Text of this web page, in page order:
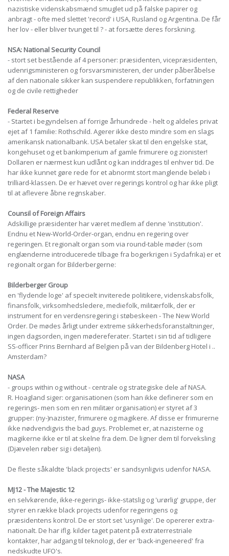
nazistiske videnskabsmænd smuglet ud på falske papirer og
anbragt - ofte med slettet 'record' i USA, Rusland og Argentina. De får
her lov - eller bliver tvunget til ? - at forsætte deres forskning.
NSA: National Security Council
- stort set bestående af 4 personer: præsidenten, vicepræsidenten,
udenrigsministeren og forsvarsministeren, der under påberåbelse
af den nationale sikker kan suspendere republikken, forfatningen
og de civile rettigheder
Federal Reserve
- Startet i begyndelsen af forrige århundrede - helt og aldeles privat
ejet af 1 familie: Rothschild. Agerer ikke desto mindre som en slags
amerikansk nationalbank. USA betaler skat til den engelske stat,
kongehuset og et bankimperium af gamle frimurere og zionister!
Dollaren er nærmest kun udlånt og kan inddrages til enhver tid. De
har ikke kunnet gøre rede for et abnormt stort manglende beløb i
trilliard-klassen. De er hævet over regerings kontrol og har ikke pligt
til at aflevere åbne regnskaber.
Counsil of Foreign Affairs
Adskillige præsidenter har været medlem af denne 'institution'.
Endnu et New-World-Order-organ, endnu en regering over
regeringen. Et regionalt organ som via round-table møder (som
englænderne introducerede tilbage fra bogerkrigen i Sydafrika) er et
regionalt organ for Bilderbergerne:
Bilderberger Group
en 'flydende loge' af specielt inviterede politikere, videnskabsfolk,
finansfolk, virksomhedsledere, mediefolk, militærfolk, der er
instrument for en verdensregering i støbeskeen - The New World
Order. De mødes årligt under extreme sikkerhedsforanstaltninger,
ingen dagsorden, ingen mødereferater. Startet i sin tid af tidligere
SS-officer Prins Bernhard af Belgien på van der Bildenberg Hotel i ..
Amsterdam?
NASA
- groups within og without - centrale og strategiske dele af NASA.
R. Hoagland siger: organisationen (som han ikke definerer som en
regerings- men som en ren militær organisation) er styret af 3
grupper: (ny-)nazister, frimurere og magikere. Af disse er frimurerne
ikke nødvendigvis the bad guys. Problemet er, at nazisterne og
magikerne ikke er til at skelne fra dem. De ligner dem til forveksling
(Djævelen røber sig i detaljen).
De fleste såkaldte 'black projects' er sandsynligvis udenfor NASA.
MJ12 - The Majestic 12
en selvkørende, ikke-regerings- ikke-statslig og 'urørlig' gruppe, der
styrer en række black projects udenfor regeringens og
præsidentens kontrol. De er stort set 'usynlige'. De opererer extra-
nationalt. De har iflg. kilder taget patent på extraterrestriale
kontakter, har adgang til teknologi, der er 'back-ingeneered' fra
nedskudte UFO's.